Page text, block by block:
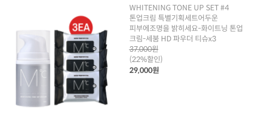
WHITENING TONE UP SET #4
톤업크림 특별기획세트어두운
피부에조명을 밝히세요-화이트닝 톤업
크림-세붐 HD 파우더 티슈x3
37,000원
(22%할인)
29,000원